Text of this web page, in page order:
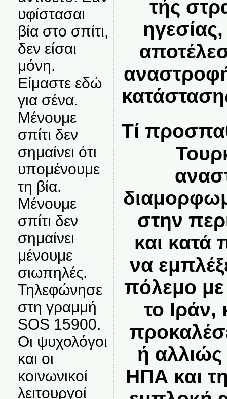
υφίστασαι
βία στο σπίτι,
δεν είσαι
μόνη.
Είμαστε εδώ
για σένα.
Μένουμε
σπίτι δεν
σημαίνει ότι
υπομένουμε
τη βία.
Μένουμε
σπίτι δεν
σημαίνει
μένουμε
σιωπηλές.
Τηλεφώνησε
στη γραμμή
SOS 15900.
Οι ψυχολόγοι
και οι
κοινωνικοί
λειτουργοί
τής
Τί
στην
και κατά
να
πόλεμο με
το Ιράν,
ή αλλιώς
ΗΠΑ και